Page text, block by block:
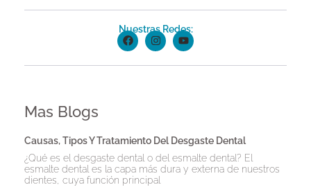
Nuestras Redes:
Mas Blogs
Causas, Tipos Y Tratamiento Del Desgaste Dental
¿Qué es el desgaste dental o del esmalte dental? El
esmalte dental es la capa más dura y externa de nuestros
dientes, cuya función principal